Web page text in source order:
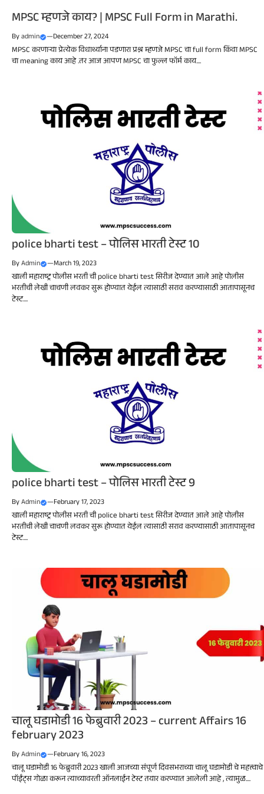
MPSC म्हणजे काय? | MPSC Full Form in Marathi.
Byadmin —December 27, 2024
MPSC करणाऱ्या प्रेत्येक विधार्थ्याना पडणारा प्रश्न म्हणजे MPSC चा full form किंवा MPSC
चा meaning काय आहे .तर आज आपण MPSC चा फुल्ल फॉर्म काय....
police bharti test – पोलिस भारती टेस्ट 10
ByAdmin —March 19, 2023
खाली महाराष्ट्र पोलीस भरती ची police bharti test सिरीज देण्यात आले आहे पोलीस
भरतीची लेखी चाचणी लवकर सुरू होण्यात येईल त्यासाठी सराव करण्यासाठी आतापासूनच
टेस्ट....
police bharti test – पोलिस भारती टेस्ट 9
ByAdmin —February 17, 2023
खाली महाराष्ट्र पोलीस भरती ची police bharti test सिरीज देण्यात आले आहे पोलीस
भरतीची लेखी चाचणी लवकर सुरू होण्यात येईल त्यासाठी सराव करण्यासाठी आतापासूनच
टेस्ट....
चालू घडामोडी 16 फेब्रुवारी 2023 – current Affairs 16
february 2023
ByAdmin —February 16, 2023
चालू घडामोडी 16 फेब्रुवारी 2023 खाली आजच्या संपूर्ण दिवसभराच्या चालू घडामोडी चे महत्त्वाचे
पॉईंट्स गोळा करून त्याच्यावरती ऑनलाईन टेस्ट तयार करण्यात आलेली आहे , त्यामुळ....